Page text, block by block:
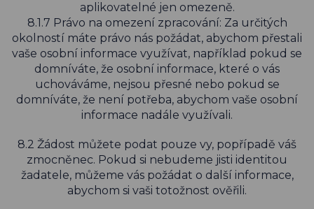
aplikovatelné jen omezeně.
8.1.7 Právo na omezení zpracování: Za určitých
okolností máte právo nás požádat, abychom přestali
vaše osobní informace využívat, například pokud se
domníváte, že osobní informace, které o vás
uchováváme, nejsou přesné nebo pokud se
domníváte, že není potřeba, abychom vaše osobní
informace nadále využívali.
8.2 Žádost můžete podat pouze vy, popřípadě váš
zmocněnec. Pokud si nebudeme jisti identitou
žadatele, můžeme vás požádat o další informace,
abychom si vaši totožnost ověřili.